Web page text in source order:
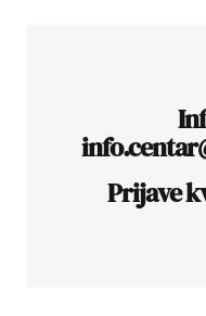
Prijave